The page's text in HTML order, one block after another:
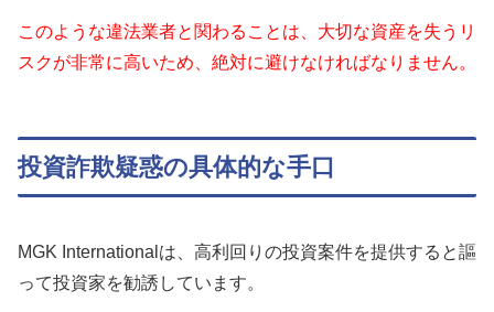
このような違法業者と関わることは、大切な資産を失うリ
スクが非常に高いため、絶対に避けなければなりません。
投資詐欺疑惑の具体的な手口
MGK Internationalは、高利回りの投資案件を提供すると謳
って投資家を勧誘しています。